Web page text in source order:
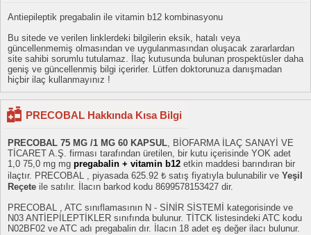
Antiepileptik pregabalin ile vitamin b12 kombinasyonu
Bu sitede ve verilen linklerdeki bilgilerin eksik, hatalı veya
güncellenmemiş olmasından ve uygulanmasından oluşacak zararlardan
site sahibi sorumlu tutulamaz. İlaç kutusunda bulunan prospektüsler daha
geniş ve güncellenmiş bilgi içerirler. Lütfen doktorunuza danışmadan
hiçbir ilaç kullanmayınız !
PRECOBAL Hakkında Kısa Bilgi
PRECOBAL 75 MG /1 MG 60 KAPSUL, BİOFARMA İLAÇ SANAYİ VE
TİCARET A.Ş. firması tarafından üretilen, bir kutu içerisinde YOK adet
1,0 75,0 mg mg pregabalin + vitamin b12 etkin maddesi barındıran bir
ilaçtır. PRECOBAL , piyasada 625.92 ₺ satış fiyatıyla bulunabilir ve Yeşil
Reçete ile satılır. İlacın barkod kodu 8699578153427 dir.
PRECOBAL , ATC sınıflamasının N - SİNİR SİSTEMİ kategorisinde ve
N03 ANTİEPİLEPTİKLER sınıfında bulunur. TİTCK listesindeki ATC kodu
N02BF02 ve ATC adı pregabalin dır. İlacın 18 adet eş değer ilacı bulunur.